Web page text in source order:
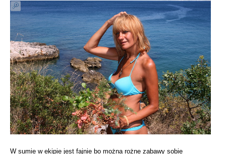
W sumie w ekipie jest fajnie bo można rożne zabawy sobie